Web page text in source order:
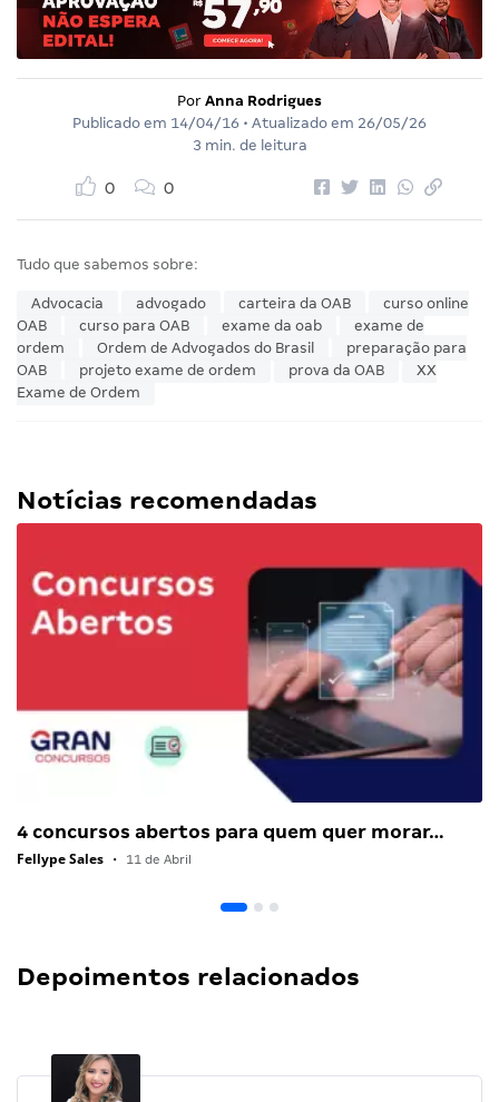
Por Anna Rodrigues
Publicado em 14/04/16 • Atualizado em 26/05/26
3 min. de leitura
0 0
Tudo que sabemos sobre:
Advocacia advogado carteira da OAB
curso online
OAB
curso para OAB exame da oab
exame de
ordem
Ordem de Advogados do Brasil
preparação para
OAB
projeto exame de ordem prova da OAB
XX
Exame de Ordem
Notícias recomendadas
4 concursos abertos para quem quer morar…
Fellype Sales • 11 de Abril
Depoimentos relacionados